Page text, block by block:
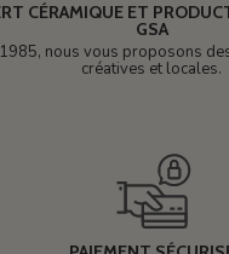
CÉRAMIQUE ET
GSA
nous vous proposons
créatives et locales.